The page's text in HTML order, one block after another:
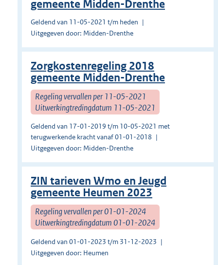
gemeente Midden-Drenthe
Geldend van 11-05-2021 t/m heden
Uitgegeven door: Midden-Drenthe
Zorgkostenregeling 2018
gemeente Midden-Drenthe
Regeling vervallen per 11-05-2021
Uitwerkingtredingdatum 11-05-2021
Geldend van 17-01-2019 t/m 10-05-2021 met
terugwerkende kracht vanaf 01-01-2018
Uitgegeven door: Midden-Drenthe
ZIN tarieven Wmo en Jeugd
gemeente Heumen 2023
Regeling vervallen per 01-01-2024
Uitwerkingtredingdatum 01-01-2024
Geldend van 01-01-2023 t/m 31-12-2023
Uitgegeven door: Heumen